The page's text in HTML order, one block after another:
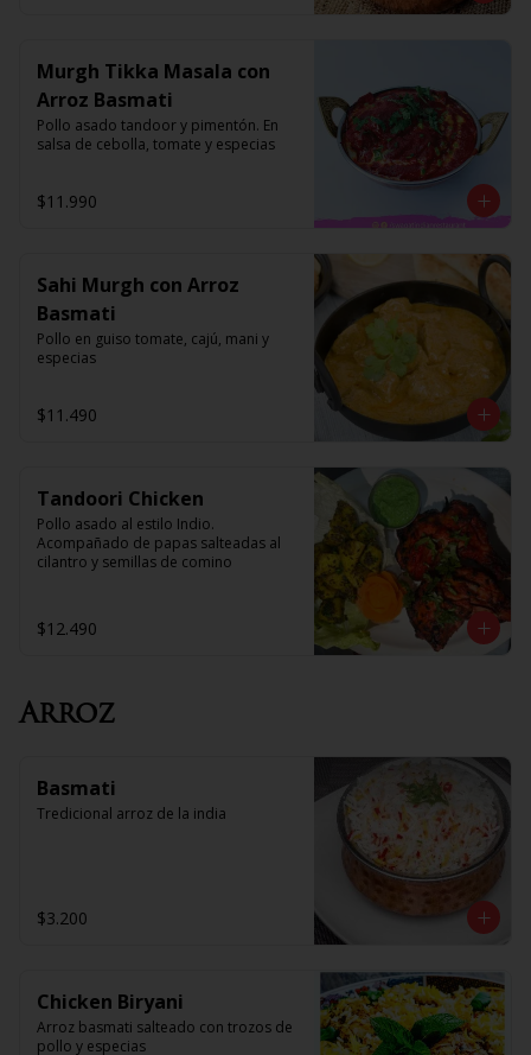
Murgh Tikka Masala con
Arroz Basmati
Pollo asado tandoor y pimentón. En
salsa de cebolla, tomate y especias
$11.990
Sahi Murgh con Arroz
Basmati
Pollo en guiso tomate, cajú, mani y
especias
$11.490
Tandoori Chicken
Pollo asado al estilo Indio.
Acompañado de papas salteadas al
cilantro y semillas de comino
$12.490
Arroz
Basmati
Tredicional arroz de la india
$3.200
Chicken Biryani
Arroz basmati salteado con trozos de
pollo y especias